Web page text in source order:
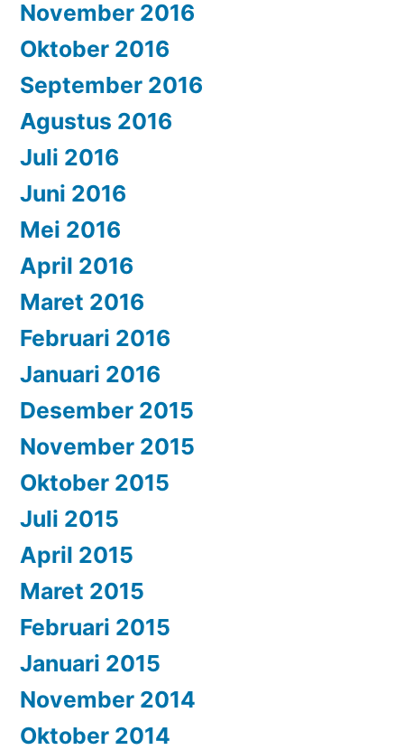
November 2016
Oktober 2016
September 2016
Agustus 2016
Juli 2016
Juni 2016
Mei 2016
April 2016
Maret 2016
Februari 2016
Januari 2016
Desember 2015
November 2015
Oktober 2015
Juli 2015
April 2015
Maret 2015
Februari 2015
Januari 2015
November 2014
Oktober 2014